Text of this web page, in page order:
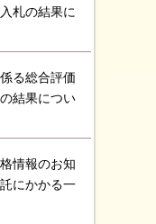
札の結果に
る総合評価
結果につい
情報のお知
にかかる一